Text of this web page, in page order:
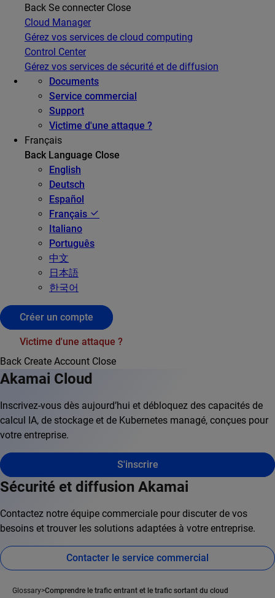
Back Se connecter Close
Cloud Manager
Gérez vos services de cloud computing
Control Center
Gérez vos services de sécurité et de diffusion
Documents
Service commercial
Support
Victime d'une attaque ?
Français
Back Language Close
English
Deutsch
Español
Français
Italiano
Português
中文
日本語
한국어
Créer un compte
Victime d'une attaque ?
Back Create Account Close
Akamai Cloud
Inscrivez-vous dès aujourd’hui et débloquez des capacités de
calcul IA, de stockage et de Kubernetes managé, conçues pour
votre entreprise.
S'inscrire
Sécurité et diffusion Akamai
Contactez notre équipe commerciale pour discuter de vos
besoins et trouver les solutions adaptées à votre entreprise.
Contacter le service commercial
Glossary Comprendre le trafic entrant et le trafic sortant du cloud